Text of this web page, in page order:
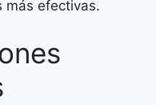
más efectivas.